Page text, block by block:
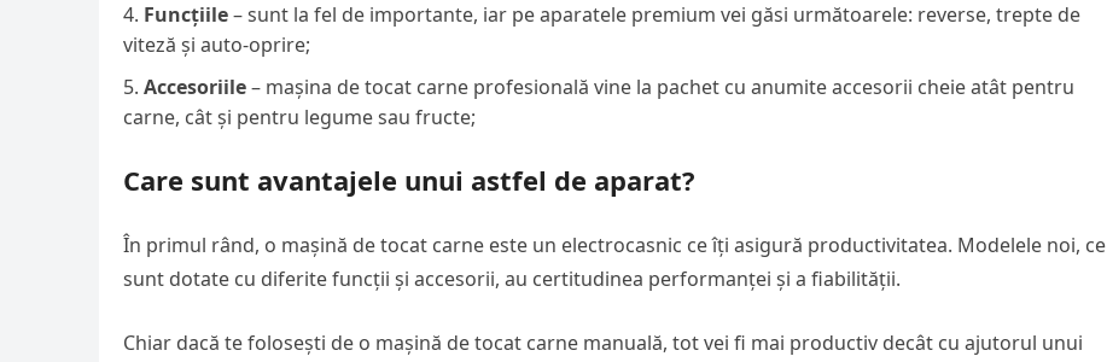
Funcțiile– sunt la fel de importante, iar pe aparatele premium vei găsi următoarele: reverse, trepte de
viteză și auto-oprire;
Accesoriile– mașina de tocat carne profesională vine la pachet cu anumite accesorii cheie atât pentru
carne, cât și pentru legume sau fructe;
Care sunt avantajele unui astfel de aparat?
În primul rând, o mașină de tocat carne este un electrocasnic ce îți asigură productivitatea. Modelele noi, ce
sunt dotate cu diferite funcții și accesorii, au certitudinea performanței și a fiabilității.
Chiar dacă te folosești de o mașină de tocat carne manuală, tot vei fi mai productiv decât cu ajutorul unui